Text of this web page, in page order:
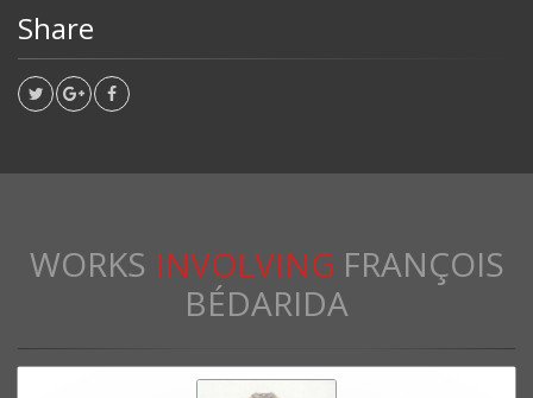
Share
WORKS INVOLVING FRANÇOIS
BÉDARIDA